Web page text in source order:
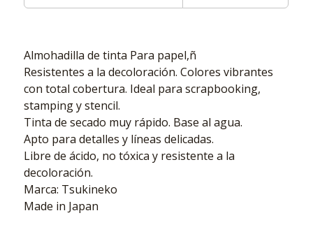
Almohadilla de tinta Para papel,ñ
Resistentes a la decoloración. Colores vibrantes
con total cobertura. Ideal para scrapbooking,
stamping y stencil.
Tinta de secado muy rápido. Base al agua.
Apto para detalles y líneas delicadas.
Libre de ácido, no tóxica y resistente a la
decoloración.
Marca: Tsukineko
Made in Japan